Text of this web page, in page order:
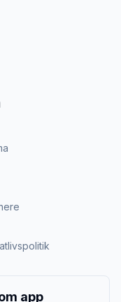
app